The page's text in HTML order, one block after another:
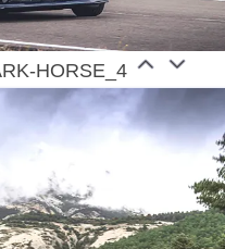
HORSE_4